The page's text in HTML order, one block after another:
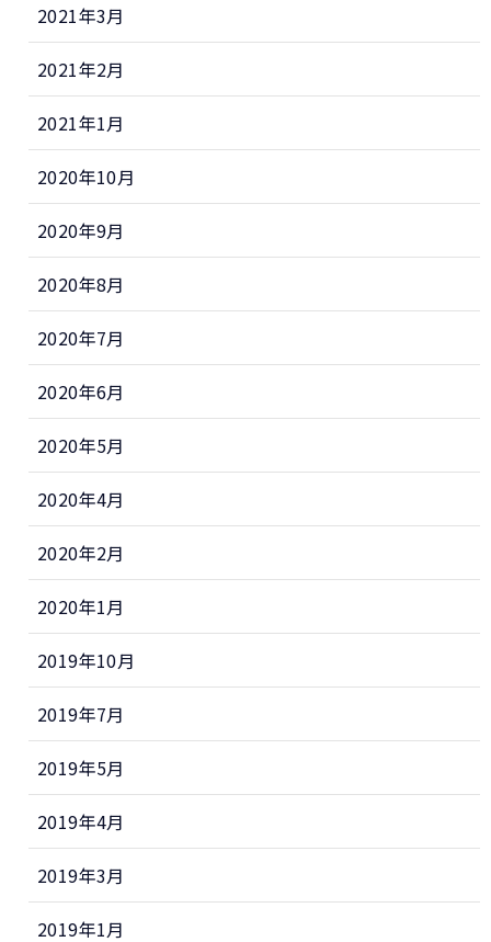
2021年3月
2021年2月
2021年1月
2020年10月
2020年9月
2020年8月
2020年7月
2020年6月
2020年5月
2020年4月
2020年2月
2020年1月
2019年10月
2019年7月
2019年5月
2019年4月
2019年3月
2019年1月